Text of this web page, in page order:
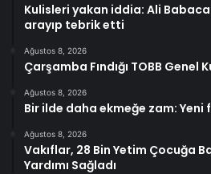
Kulisleri yakan iddia: Ali
arayıp tebrik etti
Ağustos 8, 2026
Çarşamba Fındığı TOBB Genel
Ağustos 8, 2026
Bir ilde daha ekmeğe zam:
Ağustos 8, 2026
Vakıflar, 28 Bin Yetim Çocuğa
Yardımı Sağladı